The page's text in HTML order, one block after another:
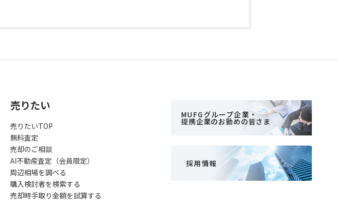
売りたい
売りたいTOP
無料査定
売却のご相談
AI不動産査定（会員限定）
周辺相場を調べる
購入検討者を検索する
売却時手取り金額を試算する
MUFGグループ企業・
提携企業のお勤めの皆さま
採用情報